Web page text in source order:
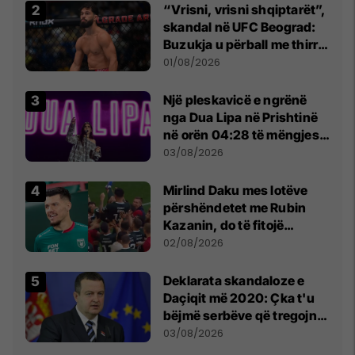
“Vrisni, vrisni shqiptarët”,
skandal në UFC Beograd:
Buzukja u përball me thirrje
anti-shqiptare nga
01/08/2026
Një pleskavicë e ngrënë
nga Dua Lipa në Prishtinë
në orën 04:28 të mëngjesit
- dhe bota digjitale serbe
03/08/2026
Mirlind Daku mes lotëve
përshëndetet me Rubin
Kazanin, do të fitojë
miliona te Spartak Moska
02/08/2026
​Deklarata skandaloze e
Daçiqit më 2020: Çka t'u
bëjmë serbëve që tregojnë
ku janë varrosur shqiptarët
03/08/2026